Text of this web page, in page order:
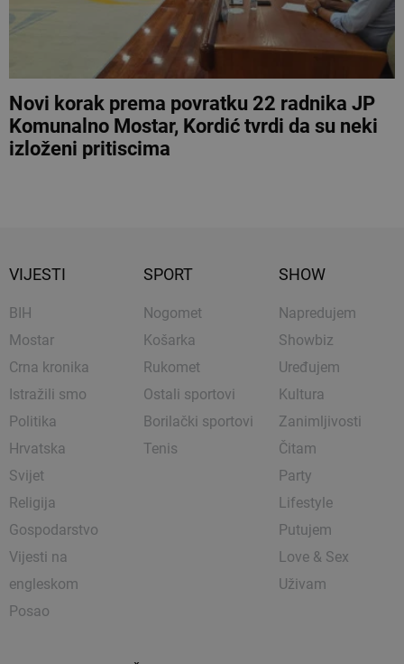
Novi korak prema povratku 22 radnika JP
Komunalno Mostar, Kordić tvrdi da su neki
izloženi pritiscima
VIJESTI
BIH
Mostar
Crna kronika
Istražili smo
Politika
Hrvatska
Svijet
Religija
Gospodarstvo
Vijesti na
engleskom
Posao
SPORT
Nogomet
Košarka
Rukomet
Ostali sportovi
Borilački sportovi
Tenis
SHOW
Napredujem
Showbiz
Uređujem
Kultura
Zanimljivosti
Čitam
Party
Lifestyle
Putujem
Love & Sex
Uživam